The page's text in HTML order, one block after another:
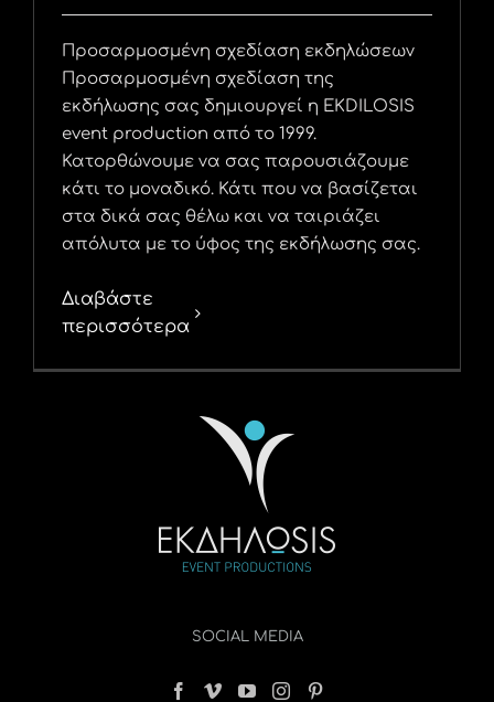
Προσαρμοσμένη σχεδίαση εκδηλώσεων
Προσαρμοσμένη σχεδίαση της
εκδήλωσης σας δημιουργεί η EKDILOSIS
event production από το 1999.
Κατορθώνουμε να σας παρουσιάζουμε
κάτι το μοναδικό. Κάτι που να βασίζεται
στα δικά σας θέλω και να ταιριάζει
απόλυτα με το ύφος της εκδήλωσης σας.
Διαβάστε
περισσότερα
SOCIAL MEDIA